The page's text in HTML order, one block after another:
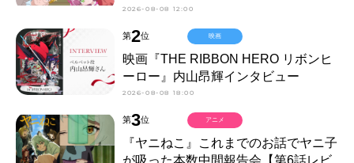
2026-08-08 12:00
第2位
映画『THE RIBBON HERO リボンヒ
ーロー』内山昂輝インタビュー
2026-08-08 18:00
映画
第3位
『ヤニねこ』これまでのお話でヤニ子
が吸った本数中間報告会【第6話レビ
アニメ